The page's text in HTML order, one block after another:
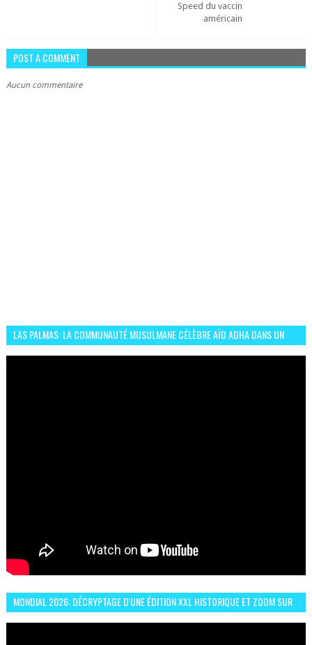
Speed du vaccin
américain
POST A COMMENT
Aucun commentaire
LAS PALMAS: LA COMMUNAUTÉ MUSULMANE CÉLÈBRE AÏD ADHA DANS UN
MONDIAL 2026: DÉCRYPTAGE D'UNE ÉDITION XXL HISTORIQUE ET ZOOM SUR